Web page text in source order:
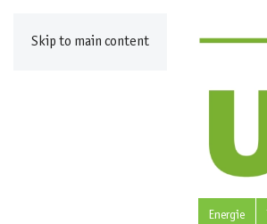
Skip to main content
Energie